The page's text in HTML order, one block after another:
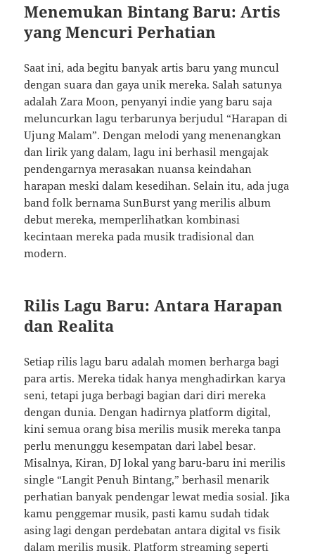
Menemukan Bintang Baru: Artis
yang Mencuri Perhatian
Saat ini, ada begitu banyak artis baru yang muncul
dengan suara dan gaya unik mereka. Salah satunya
adalah Zara Moon, penyanyi indie yang baru saja
meluncurkan lagu terbarunya berjudul “Harapan di
Ujung Malam”. Dengan melodi yang menenangkan
dan lirik yang dalam, lagu ini berhasil mengajak
pendengarnya merasakan nuansa keindahan
harapan meski dalam kesedihan. Selain itu, ada juga
band folk bernama SunBurst yang merilis album
debut mereka, memperlihatkan kombinasi
kecintaan mereka pada musik tradisional dan
modern.
Rilis Lagu Baru: Antara Harapan
dan Realita
Setiap rilis lagu baru adalah momen berharga bagi
para artis. Mereka tidak hanya menghadirkan karya
seni, tetapi juga berbagi bagian dari diri mereka
dengan dunia. Dengan hadirnya platform digital,
kini semua orang bisa merilis musik mereka tanpa
perlu menunggu kesempatan dari label besar.
Misalnya, Kiran, DJ lokal yang baru-baru ini merilis
single “Langit Penuh Bintang,” berhasil menarik
perhatian banyak pendengar lewat media sosial. Jika
kamu penggemar musik, pasti kamu sudah tidak
asing lagi dengan perdebatan antara digital vs fisik
dalam merilis musik. Platform streaming seperti